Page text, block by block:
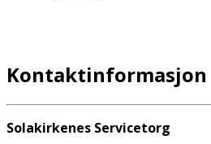
Kontaktinformasjon
Solakirkenes Servicetorg